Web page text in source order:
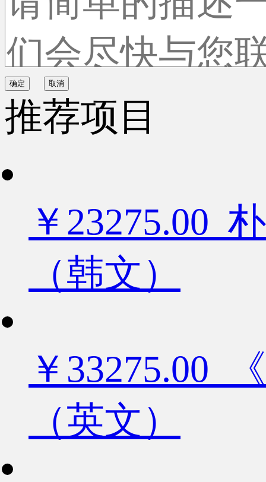
确定 取消
推荐项目
￥23275.00
（韩文）
￥33275.00
（英文）